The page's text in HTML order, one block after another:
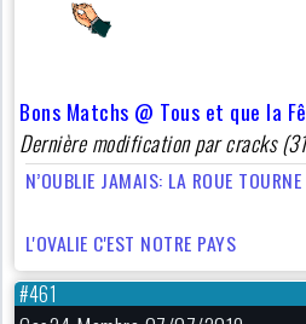
Bons Matchs @ Tous et que la
Dernière modification par cracks
N’OUBLIE JAMAIS: LA ROUE TOURNE
L'OVALIE C'EST NOTRE PAYS
#461